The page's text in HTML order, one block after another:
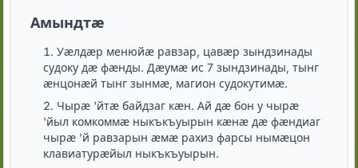
Амындтӕ
Уӕлдӕр менюйӕ равзар, цавӕр зындзинады
судоку дӕ фӕнды. Дӕумӕ ис 7 зындзинады, тынг
ӕнцонӕй тынг зынмӕ, магион судокутимӕ.
Чырӕ 'йтӕ байдзаг кӕн. Ай дӕ бон у чырӕ
'йыл комкоммӕ ныкъкъуырын кӕнӕ дӕ фӕндиаг
чырӕ 'й равзарын ӕмӕ рахиз фарсы нымӕцон
клавиатурӕйыл ныкъкъуырын.